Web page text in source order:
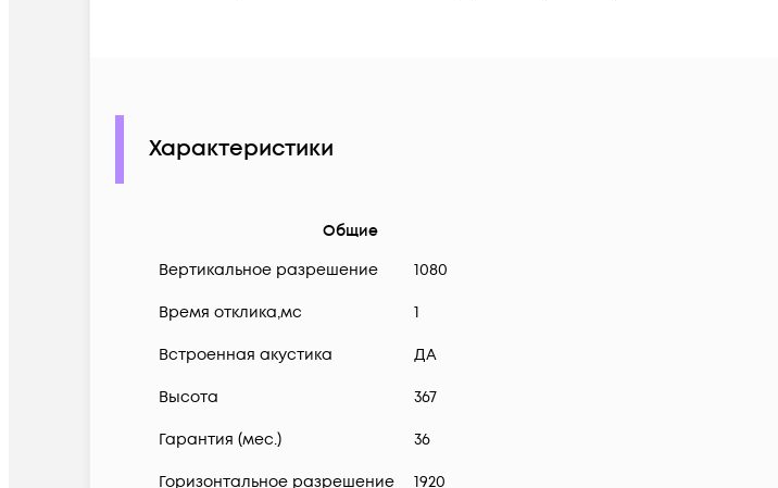
Характеристики
Общие
Вертикальное разрешение
1080
Время отклика,мс 1
Встроенная акустика ДА
Высота 367
Гарантия (мес.) 36
Горизонтальное разрешение 1920